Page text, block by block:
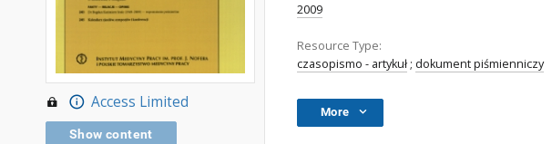
Access Limited
Show content
2009
Resource Type:
czasopismo - artykuł ; dokument piśmienniczy
More